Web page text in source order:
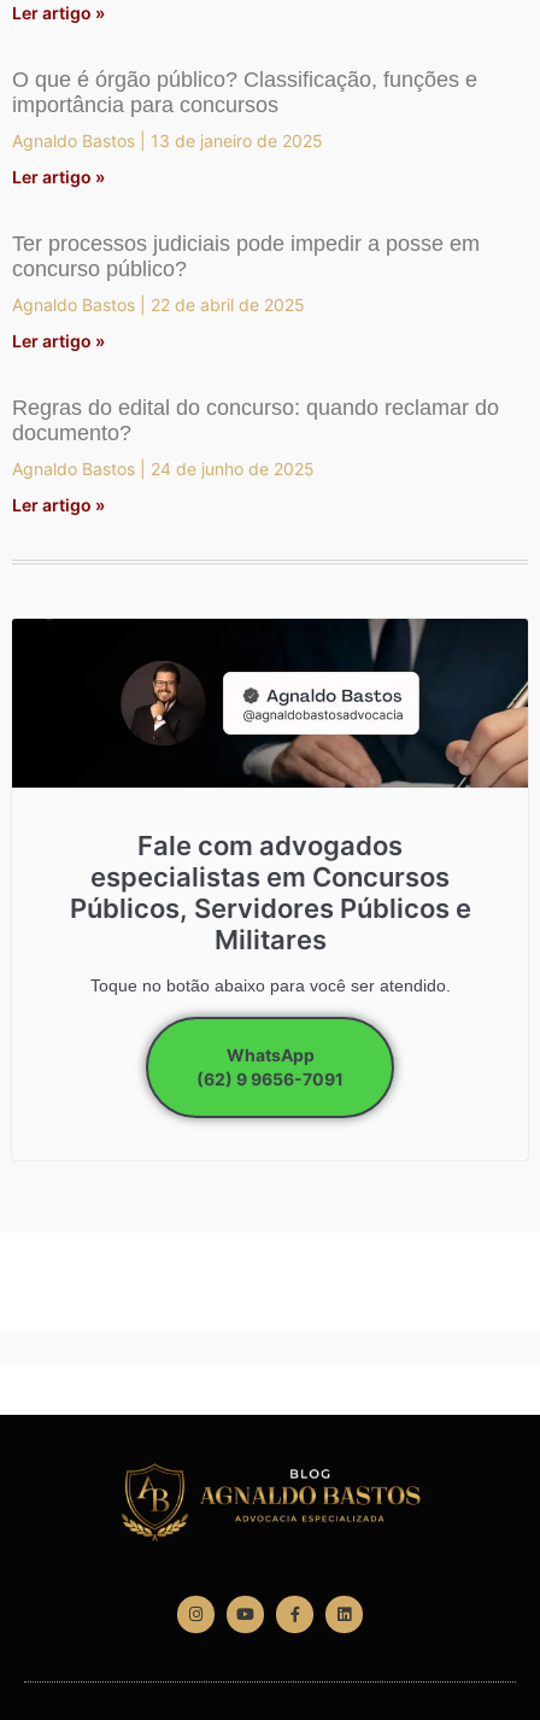
Ler artigo »
O que é órgão público? Classificação, funções e
importância para concursos
Agnaldo Bastos
13 de janeiro de 2025
Ler artigo »
Ter processos judiciais pode impedir a posse em
concurso público?
Agnaldo Bastos
22 de abril de 2025
Ler artigo »
Regras do edital do concurso: quando reclamar do
documento?
Agnaldo Bastos
24 de junho de 2025
Ler artigo »
Fale com advogados
especialistas em Concursos
Públicos, Servidores Públicos e
Militares
Toque no botão abaixo para você ser atendido.
WhatsApp
(62) 9 9656-7091